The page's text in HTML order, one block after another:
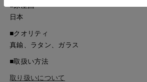
■原産国
日本
■クオリティ
真鍮、ラタン、ガラス
■取扱い方法
取り扱いについて